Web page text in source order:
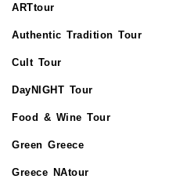
ARTtour
Authentic Tradition Tour
Cult Tour
DayNIGHT Tour
Food & Wine Tour
Green Greece
Greece NAtour